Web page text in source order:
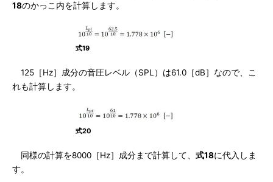
18のかっこ内を計算します。
式19
125［Hz］成分の音圧レベル（SPL）は61.0［dB］なので、こ
れも計算します。
式20
同様の計算を8000［Hz］成分まで計算して、 式18に代入しま
す。